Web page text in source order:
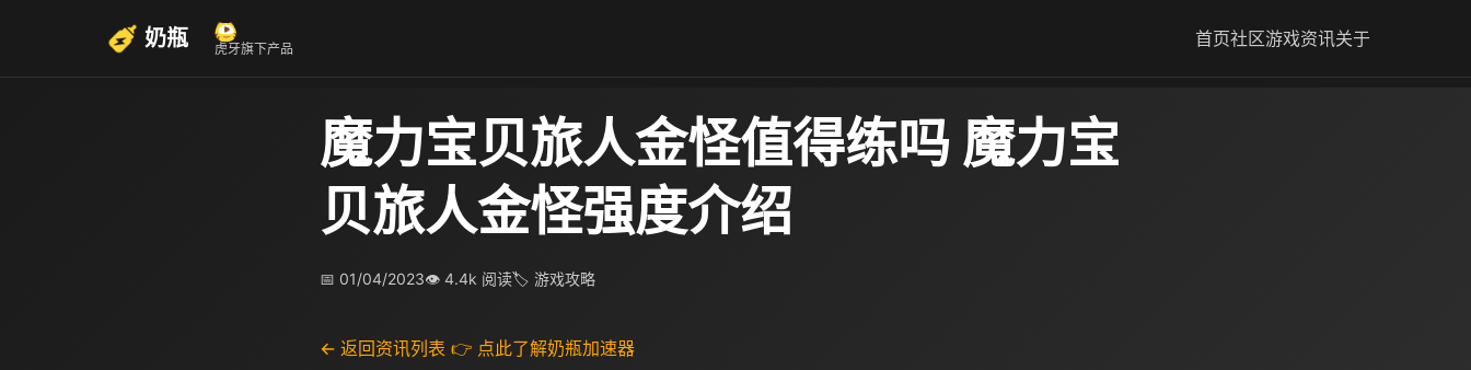
奶瓶 虎牙旗下产品 首页社区游戏资讯关于
魔力宝贝旅人金怪值得练吗 ​魔力宝
贝旅人金怪强度介绍
📅 01/04/2023👁 4.4k 阅读🏷 游戏攻略
← 返回资讯列表 👉 点此了解奶瓶加速器